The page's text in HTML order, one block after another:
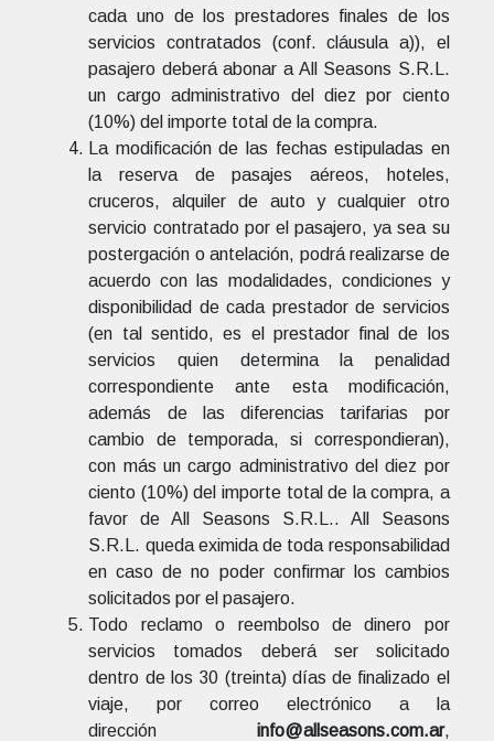
cada uno de los prestadores finales de los
servicios contratados (conf. cláusula a)), el
pasajero deberá abonar a All Seasons S.R.L.
un cargo administrativo del diez por ciento
(10%) del importe total de la compra.
La modificación de las fechas estipuladas en
la reserva de pasajes aéreos, hoteles,
cruceros, alquiler de auto y cualquier otro
servicio contratado por el pasajero, ya sea su
postergación o antelación, podrá realizarse de
acuerdo con las modalidades, condiciones y
disponibilidad de cada prestador de servicios
(en tal sentido, es el prestador final de los
servicios quien determina la penalidad
correspondiente ante esta modificación,
además de las diferencias tarifarias por
cambio de temporada, si correspondieran),
con más un cargo administrativo del diez por
ciento (10%) del importe total de la compra, a
favor de All Seasons S.R.L.. All Seasons
S.R.L. queda eximida de toda responsabilidad
en caso de no poder confirmar los cambios
solicitados por el pasajero.
Todo reclamo o reembolso de dinero por
servicios tomados deberá ser solicitado
dentro de los 30 (treinta) días de finalizado el
viaje, por correo electrónico a la
dirección info@allseasons.com.ar,